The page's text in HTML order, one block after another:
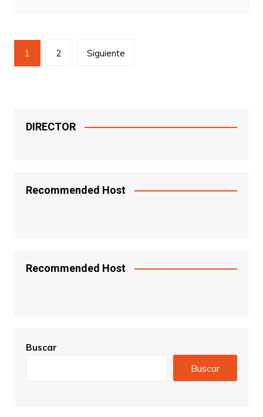
Paginación
de
1 2 Siguiente
DIRECTOR
Recommended Host
Recommended Host
Buscar
Buscar